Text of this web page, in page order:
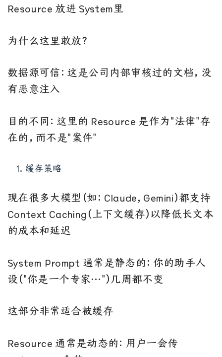
Resource 放进 System里
为什么这里敢放？
数据源可信：这是公司内部审核过的文档，没
有恶意注入
目的不同：这里的 Resource 是作为"法律"存
在的，而不是"案件"
缓存策略
现在很多大模型（如：Claude, Gemini）都支持
Context Caching（上下文缓存）以降低长文本
的成本和延迟
System Prompt 通常是静态的：你的助手人
设（"你是一个专家…"）几周都不变
这部分非常适合被缓存
Resource 通常是动态的：用户一会传